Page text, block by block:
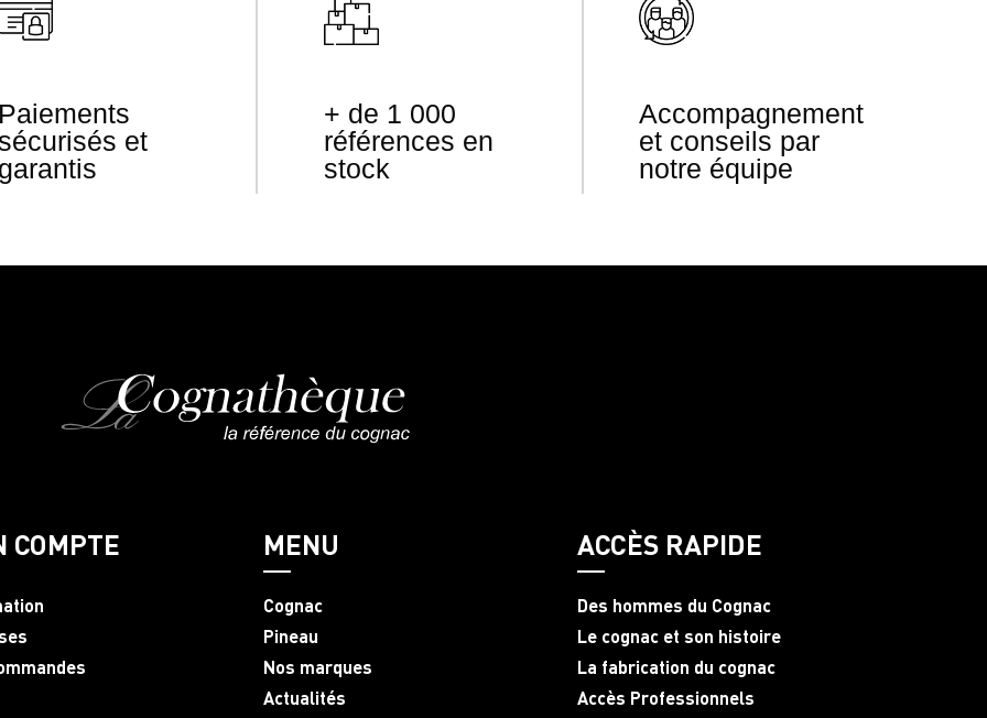
et
+ de 1 000
références en
stock
Accompagnement
et conseils par
notre équipe
COMPTE MENU
Cognac
Pineau
Nos marques
Actualités
ACCÈS RAPIDE
Des hommes du Cognac
Le cognac et son histoire
La fabrication du cognac
Accès Professionnels